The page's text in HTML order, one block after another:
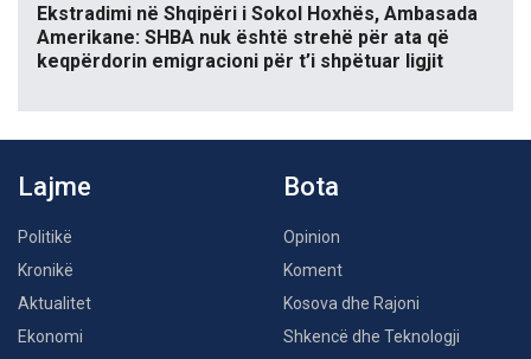
Ekstradimi në Shqipëri i Sokol Hoxhës, Ambasada
Amerikane: SHBA nuk është strehë për ata që
keqpërdorin emigracioni për t’i shpëtuar ligjit
Lajme
Politikë
Kronikë
Aktualitet
Ekonomi
Bota
Opinion
Koment
Kosova dhe Rajoni
Shkencë dhe Teknologji